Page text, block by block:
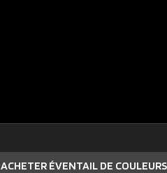
ACHETER ÉVENTAIL DE